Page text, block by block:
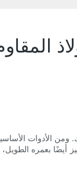
ومن الأدوات
أيضًا بعمره